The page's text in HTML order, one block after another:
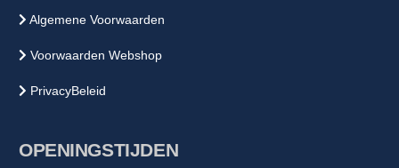
Algemene Voorwaarden
Voorwaarden Webshop
PrivacyBeleid
OPENINGSTIJDEN